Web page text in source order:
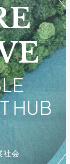
HUB
社会